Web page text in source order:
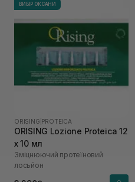
ВИБІР ОКСАНИ
ORISING PROTEICA
ORISING Lozione Proteica 12
х 10 мл
Зміцнюючий протеїновий
лосьйон